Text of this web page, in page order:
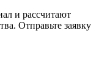
и рассчитают
Отправьте заявку